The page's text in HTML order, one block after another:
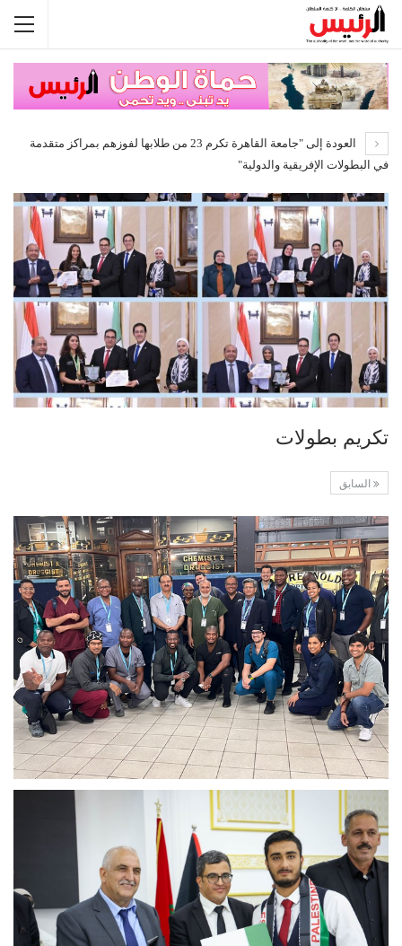
العودة إلى "جامعة القاهرة تكرم 23 من طلابها لفوزهم بمراكز متقدمة
في البطولات الإفريقية والدولية"
تكريم بطولات
السابق